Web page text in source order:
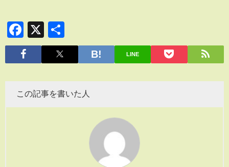
Facebook
X
有
LINE
この記事を書いた人